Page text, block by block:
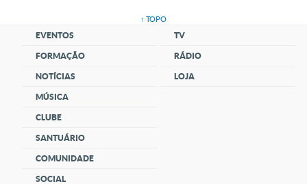
↑ TOPO
EVENTOS
FORMAÇÃO
NOTÍCIAS
MÚSICA
CLUBE
SANTUÁRIO
COMUNIDADE
SOCIAL
TV
RÁDIO
LOJA